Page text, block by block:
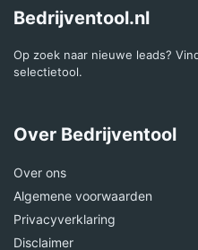
Bedrijventool.nl
Op zoek naar nieuwe leads?
selectietool.
Over Bedrijventool
Over ons
Algemene voorwaarden
Privacyverklaring
Disclaimer